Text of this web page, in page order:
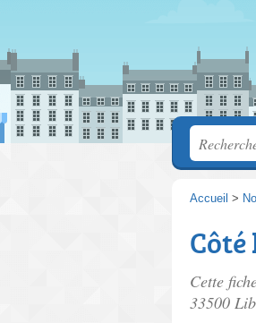
Accueil >
Cette
33500